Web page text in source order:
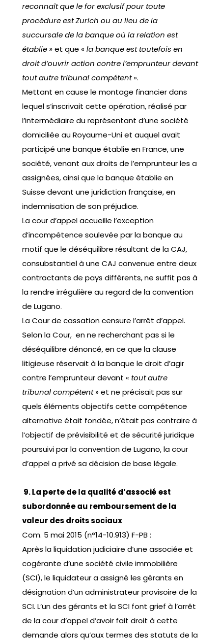
reconnaît que le for exclusif pour toute
procédure est Zurich ou au lieu de la
succursale de la banque où la relation est
établie »et que « la banque est toutefois en
droit d’ouvrir action contre l’emprunteur devant
tout autre tribunal compétent».
Mettant en cause le montage financier dans
lequel s’inscrivait cette opération, réalisé par
l’intermédiaire du représentant d’une société
domiciliée au Royaume-Uni et auquel avait
participé une banque établie en France, une
société, venant aux droits de l’emprunteur les a
assignées, ainsi que la banque établie en
Suisse devant une juridiction française, en
indemnisation de son préjudice.
La cour d’appel accueille l’exception
d’incompétence soulevée par la banque au
motif que le déséquilibre résultant de la CAJ,
consubstantiel à une CAJ convenue entre deux
contractants de pays différents, ne suffit pas à
la rendre irrégulière au regard de la convention
de Lugano.
La Cour de cassation censure l’arrêt d’appel.
Selon la Cour, en ne recherchant pas si le
déséquilibre dénoncé, en ce que la clause
litigieuse réservait à la banque le droit d’agir
contre l’emprunteur devant « tout autre
tribunal compétent» et ne précisait pas sur
quels éléments objectifs cette compétence
alternative était fondée, n’était pas contraire à
l’objectif de prévisibilité et de sécurité juridique
poursuivi par la convention de Lugano, la cour
d’appel a privé sa décision de base légale.
9. La perte de la qualité d’associé est
subordonnée au remboursement de la
valeur des droits sociaux
Com. 5 mai 2015 (n°14-10.913) F-PB :
Après la liquidation judiciaire d’une associée et
cogérante d’une société civile immobilière
(SCI), le liquidateur a assigné les gérants en
désignation d’un administrateur provisoire de la
SCI. L’un des gérants et la SCI font grief à l’arrêt
de la cour d’appel d’avoir fait droit à cette
demande alors qu’aux termes des statuts de la